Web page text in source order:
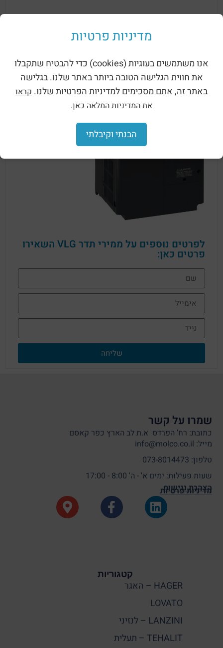
מדיניות פרטיות
אנו משתמשים בעוגיות (cookies) כדי להבטיח שתקבלו
את חווית הגלישה הטובה ביותר באתר שלנו. בגלישה
באתר זה, אתם מסכימים למדיניות הפרטיות שלנו. קראו
את המדיניות המלאה כאן.
הבנתי וקיבלתי
לפרטים נוספים על ממירי תדר VLG השאירו
פרטים כאן:
שליחה
קטגוריות
HAGER – האגר
LOVATO
LANZINI – לנזיני
TEHALIT – תעלית
שמרו על קשר
כתובת: רח' הפרדס א.ת לב הארץ כפר קאסם
מייל: info@molco.co.il
טלפון: 073-8014473
שעות פעילות: ימים א' - ה' 8:00 - 17:00
הצהרת נגישות
מדיניות פרטיות